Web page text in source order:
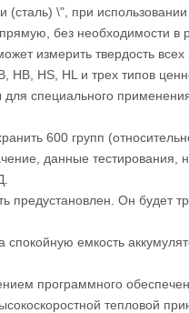
Ручной космос
400мм прибора Р-
\", при
без необходимости в
измерить твердость
HB, HS, HL и трех типов
специального
600 групп
данные тестирования,
Он будет
емкость
программного
тепловой